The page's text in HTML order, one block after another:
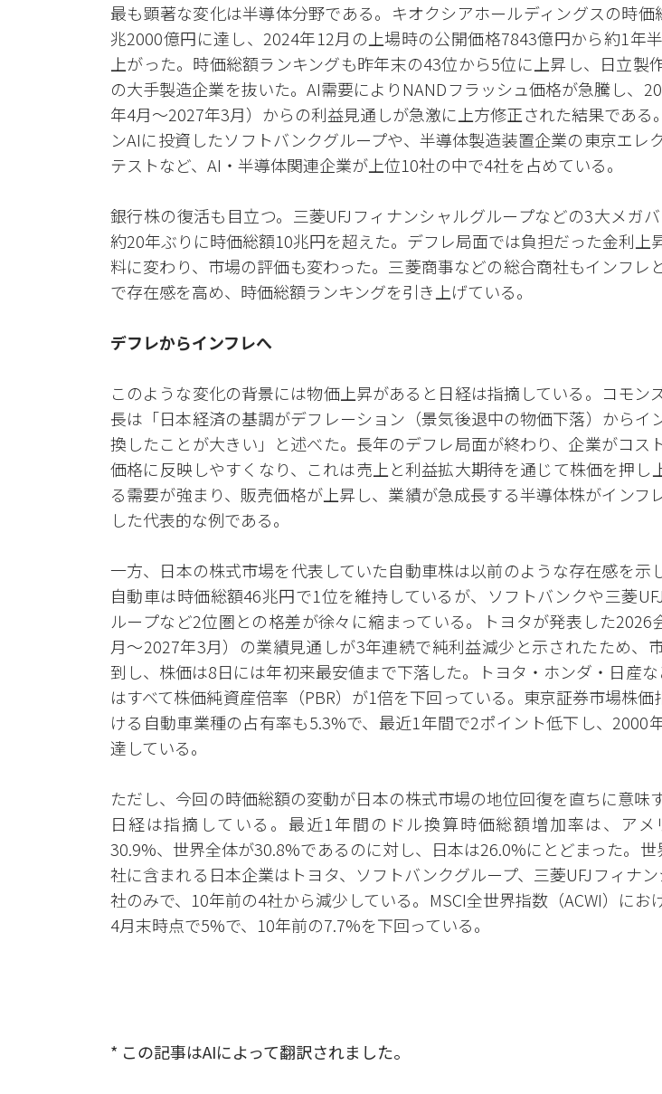
最も顕著な変化は半導体分野である。キオクシアホールディングスの時
兆2000億円に達し、2024年12月の上場時の公開価格7843億円から約1年
上がった。時価総額ランキングも昨年末の43位から5位に上昇し、日立製
の大手製造企業を抜いた。AI需要によりNANDフラッシュ価格が急騰し、
年4月～2027年3月）からの利益見通しが急激に上方修正された結果である
ンAIに投資したソフトバンクグループや、半導体製造装置企業の東京エレ
テストなど、AI・半導体関連企業が上位10社の中で4社を占めている。
銀行株の復活も目立つ。三菱UFJフィナンシャルグループなどの3大メガ
約20年ぶりに時価総額10兆円を超えた。デフレ局面では負担だった金利上
料に変わり、市場の評価も変わった。三菱商事などの総合商社もインフレ
で存在感を高め、時価総額ランキングを引き上げている。
デフレからインフレへ
このような変化の背景には物価上昇があると日経は指摘している。コモン
長は「日本経済の基調がデフレーション（景気後退中の物価下落）からイ
換したことが大きい」と述べた。長年のデフレ局面が終わり、企業がコス
価格に反映しやすくなり、これは売上と利益拡大期待を通じて株価を押し
る需要が強まり、販売価格が上昇し、業績が急成長する半導体株がインフ
した代表的な例である。
一方、日本の株式市場を代表していた自動車株は以前のような存在感を示
自動車は時価総額46兆円で1位を維持しているが、ソフトバンクや三菱
ループなど2位圏との格差が徐々に縮まっている。トヨタが発表した2026
月～2027年3月）の業績見通しが3年連続で純利益減少と示されたため、
到し、株価は8日には年初来最安値まで下落した。トヨタ・ホンダ・日産
はすべて株価純資産倍率（PBR）が1倍を下回っている。東京証券市場株価
ける自動車業種の占有率も5.3%で、最近1年間で2ポイント低下し、2000
達している。
ただし、今回の時価総額の変動が日本の株式市場の地位回復を直ちに意味
日経は指摘している。最近1年間のドル換算時価総額増加率は、ア
30.9%、世界全体が30.8%であるのに対し、日本は26.0%にとどまった。
社に含まれる日本企業はトヨタ、ソフトバンクグループ、三菱UFJフィナ
社のみで、10年前の4社から減少している。MSCI全世界指数（ACWI）にお
4月末時点で5%で、10年前の7.7%を下回っている。
* この記事はAIによって翻訳されました。